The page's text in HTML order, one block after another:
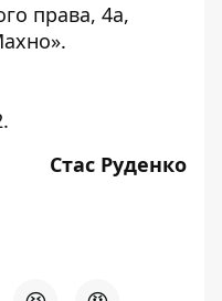
права, 4а,
Стас Руденко